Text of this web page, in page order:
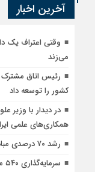
آخرین اخبار
وقتی اعتراف یک
می‌زند
رئیس اتاق مشترک
کشور را توسعه داد
در دیدار با وزیر
همکاری‌های علمی
رشد ۷۰ درصدی مبادلات تجاری ایران و افغانستان
سرمایه‌گذاری ۵۴۰ میلیون دلاری عربستان در معدن طلای پاکستان